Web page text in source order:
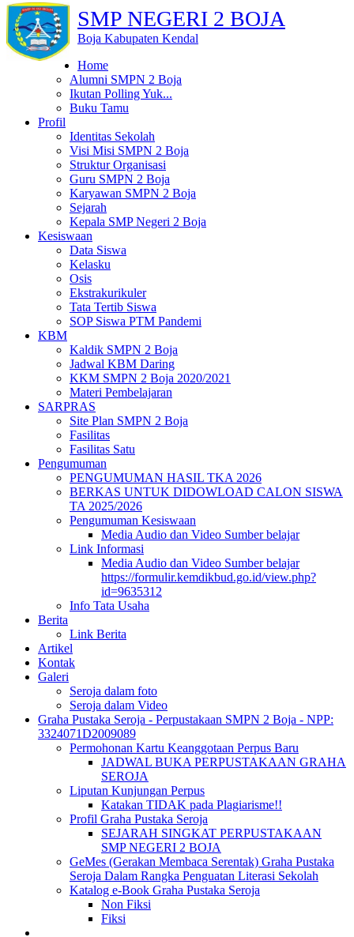
SMP NEGERI 2 BOJA
Boja Kabupaten Kendal
Home
Alumni SMPN 2 Boja
Ikutan Polling Yuk...
Buku Tamu
Profil
Identitas Sekolah
Visi Misi SMPN 2 Boja
Struktur Organisasi
Guru SMPN 2 Boja
Karyawan SMPN 2 Boja
Sejarah
Kepala SMP Negeri 2 Boja
Kesiswaan
Data Siswa
Kelasku
Osis
Ekstrakurikuler
Tata Tertib Siswa
SOP Siswa PTM Pandemi
KBM
Kaldik SMPN 2 Boja
Jadwal KBM Daring
KKM SMPN 2 Boja 2020/2021
Materi Pembelajaran
SARPRAS
Site Plan SMPN 2 Boja
Fasilitas
Fasilitas Satu
Pengumuman
PENGUMUMAN HASIL TKA 2026
BERKAS UNTUK DIDOWLOAD CALON SISWA
TA 2025/2026
Pengumuman Kesiswaan
Media Audio dan Video Sumber belajar
Link Informasi
Media Audio dan Video Sumber belajar
https://formulir.kemdikbud.go.id/view.php?
id=9635312
Info Tata Usaha
Berita
Link Berita
Artikel
Kontak
Galeri
Seroja dalam foto
Seroja dalam Video
Graha Pustaka Seroja - Perpustakaan SMPN 2 Boja - NPP:
3324071D2009089
Permohonan Kartu Keanggotaan Perpus Baru
JADWAL BUKA PERPUSTAKAAN GRAHA
SEROJA
Liputan Kunjungan Perpus
Katakan TIDAK pada Plagiarisme!!
Profil Graha Pustaka Seroja
SEJARAH SINGKAT PERPUSTAKAAN
SMP NEGERI 2 BOJA
GeMes (Gerakan Membaca Serentak) Graha Pustaka
Seroja Dalam Rangka Penguatan Literasi Sekolah
Katalog e-Book Graha Pustaka Seroja
Non Fiksi
Fiksi